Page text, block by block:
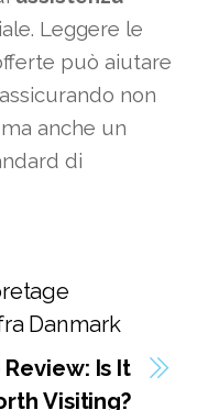
Leggere le
può aiutare
non
anche un
di
Danmark
Is It
Visiting?